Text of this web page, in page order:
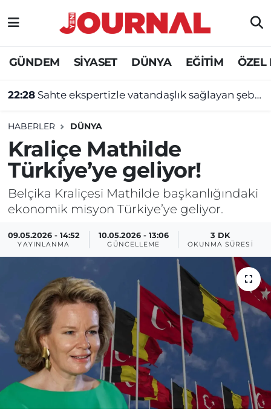
GÜNDEM SİYASET DÜNYA EĞİTİM ÖZEL
22:28 Sahte ekspertizle vatandaşlık sağlayan şebekeye operasyon
HABERLER DÜNYA
Kraliçe Mathilde
Türkiye’ye geliyor!
Belçika Kraliçesi Mathilde başkanlığındaki
ekonomik misyon Türkiye’ye geliyor.
09.05.2026 - 14:52
YAYINLANMA
10.05.2026 - 13:06
GÜNCELLEME
3 DK
OKUNMA SÜRESI
GÜNDEM
SİYASET
DÜNYA
EĞİTİM
ÖZEL HABER
Nöbetçi Eczaneler
Hava Durumu
Süper Lig Puan Durumu ve Fikstür
Tüm Manşetler
Son Dakika Haberleri
Haber Arşivi